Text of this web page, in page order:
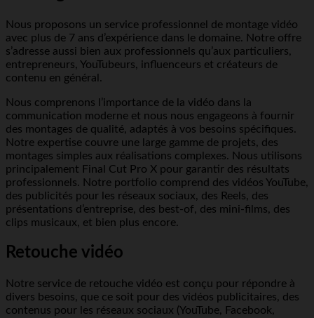
Nous proposons un service professionnel de montage vidéo
avec plus de 7 ans d’expérience dans le domaine. Notre offre
s’adresse aussi bien aux professionnels qu’aux particuliers,
entrepreneurs, YouTubeurs, influenceurs et créateurs de
contenu en général.
Nous comprenons l’importance de la vidéo dans la
communication moderne et nous nous engageons à fournir
des montages de qualité, adaptés à vos besoins spécifiques.
Notre expertise couvre une large gamme de projets, des
montages simples aux réalisations complexes. Nous utilisons
principalement Final Cut Pro X pour garantir des résultats
professionnels. Notre portfolio comprend des vidéos YouTube,
des publicités pour les réseaux sociaux, des Reels, des
présentations d’entreprise, des best-of, des mini-films, des
clips musicaux, et bien plus encore.
Retouche vidéo
Notre service de retouche vidéo est conçu pour répondre à
divers besoins, que ce soit pour des vidéos publicitaires, des
contenus pour les réseaux sociaux (YouTube, Facebook,